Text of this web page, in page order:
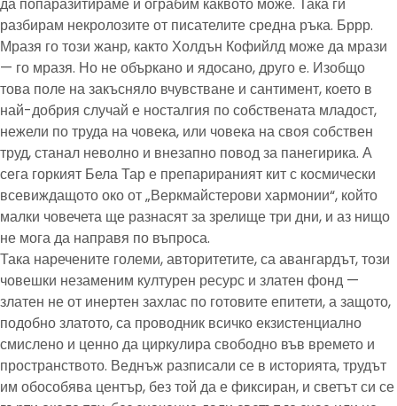
разбирам некролозите от писателите средна ръка. Бррр.
Мразя го този жанр, както Холдън Кофийлд може да мрази
— го мразя. Но не объркано и ядосано, друго е. Изобщо
това поле на закъсняло вчувстване и сантимент, което в
най-добрия случай е носталгия по собствената младост,
нежели по труда на човека, или човека на своя собствен
труд, станал неволно и внезапно повод за панегирика. А
сега горкият Бела Тар е препарираният кит с космически
всевиждащото око от „Веркмайстерови хармонии“, който
малки човечета ще разнасят за зрелище три дни, и аз нищо
не мога да направя по въпроса.
Така наречените големи, авторитетите, са авангардът, този
човешки незаменим културен ресурс и златен фонд —
златен не от инертен захлас по готовите епитети, а защото,
подобно златото, са проводник всичко екзистенциално
смислено и ценно да циркулира свободно във времето и
пространството. Веднъж разписали се в историята, трудът
им обособява център, без той да е фиксиран, и светът си се